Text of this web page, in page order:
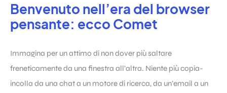
Benvenuto nell’era del browser
pensante: ecco Comet
Immagina per un attimo di non dover più saltare
freneticamente da una finestra all’altra. Niente più copia-
incolla da una chat a un motore di ricerca, da un’email a un